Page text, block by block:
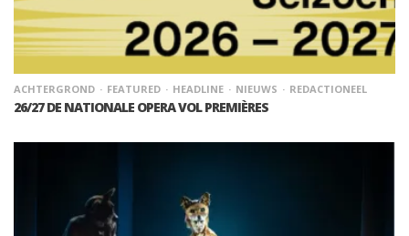
ACHTERGROND FEATURED HEADLINE NIEUWS REDACTIONEEL
26/27 DE NATIONALE OPERA VOL PREMIÈRES